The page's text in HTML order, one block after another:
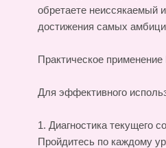
обретаете неиссякаемый
достижения самых
Практическое
Для эффективного
1. Диагностика текущего
Пройдитесь по каждому